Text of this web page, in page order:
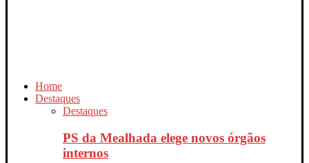
Home
Destaques
Destaques
PS da Mealhada elege novos órgãos
internos